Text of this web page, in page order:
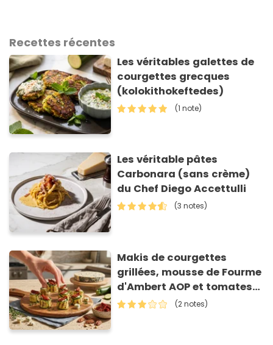
Recettes récentes
Les véritables galettes de
courgettes grecques
(kolokithokeftedes)
(1 note)
Les véritable pâtes
Carbonara (sans crème)
du Chef Diego Accettulli
(3 notes)
Makis de courgettes
grillées, mousse de Fourme
d'Ambert AOP et tomates
séchées
(2 notes)